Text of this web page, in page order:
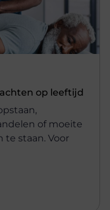
op leeftijd
of moeite
staan. Voor